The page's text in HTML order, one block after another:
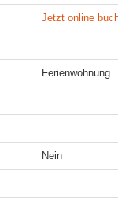
Jetzt online
Ferienwohnung
Nein